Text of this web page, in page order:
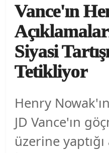
Vance'ın
Siyasi
Tetikliyor
Henry
JD Vance'ın
üzerine yaptığı